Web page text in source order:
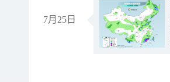
7月25日